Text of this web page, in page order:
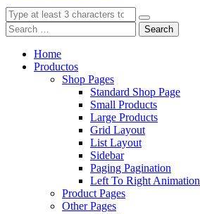
Search
Home
Productos
Shop Pages
Standard Shop Page
Small Products
Large Products
Grid Layout
List Layout
Sidebar
Paging Pagination
Left To Right Animation
Product Pages
Other Pages